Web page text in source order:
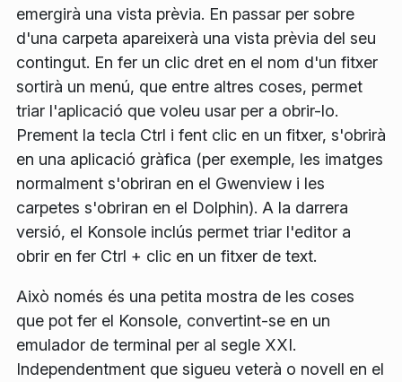
emergirà una vista prèvia. En passar per sobre
d'una carpeta apareixerà una vista prèvia del seu
contingut. En fer un clic dret en el nom d'un fitxer
sortirà un menú, que entre altres coses, permet
triar l'aplicació que voleu usar per a obrir-lo.
Prement la tecla Ctrl i fent clic en un fitxer, s'obrirà
en una aplicació gràfica (per exemple, les imatges
normalment s'obriran en el Gwenview i les
carpetes s'obriran en el Dolphin). A la darrera
versió, el Konsole inclús permet triar l'editor a
obrir en fer Ctrl + clic en un fitxer de text.
Això només és una petita mostra de les coses
que pot fer el Konsole, convertint-se en un
emulador de terminal per al segle XXI.
Independentment que sigueu veterà o novell en el